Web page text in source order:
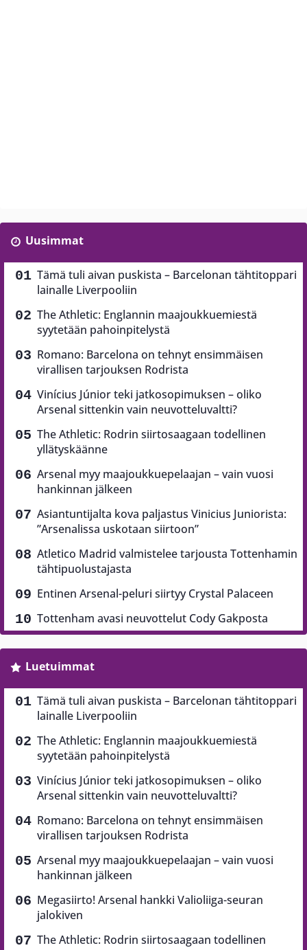
Uusimmat
Tämä tuli aivan puskista – Barcelonan tähtitoppari
lainalle Liverpooliin
The Athletic: Englannin maajoukkuemiestä
syytetään pahoinpitelystä
Romano: Barcelona on tehnyt ensimmäisen
virallisen tarjouksen Rodrista
Vinícius Júnior teki jatkosopimuksen – oliko
Arsenal sittenkin vain neuvotteluvaltti?
The Athletic: Rodrin siirtosaagaan todellinen
yllätyskäänne
Arsenal myy maajoukkuepelaajan – vain vuosi
hankinnan jälkeen
Asiantuntijalta kova paljastus Vinicius Juniorista:
”Arsenalissa uskotaan siirtoon”
Atletico Madrid valmistelee tarjousta Tottenhamin
tähtipuolustajasta
Entinen Arsenal-peluri siirtyy Crystal Palaceen
Tottenham avasi neuvottelut Cody Gakposta
Luetuimmat
Tämä tuli aivan puskista – Barcelonan tähtitoppari
lainalle Liverpooliin
The Athletic: Englannin maajoukkuemiestä
syytetään pahoinpitelystä
Vinícius Júnior teki jatkosopimuksen – oliko
Arsenal sittenkin vain neuvotteluvaltti?
Romano: Barcelona on tehnyt ensimmäisen
virallisen tarjouksen Rodrista
Arsenal myy maajoukkuepelaajan – vain vuosi
hankinnan jälkeen
Megasiirto! Arsenal hankki Valioliiga-seuran
jalokiven
The Athletic: Rodrin siirtosaagaan todellinen